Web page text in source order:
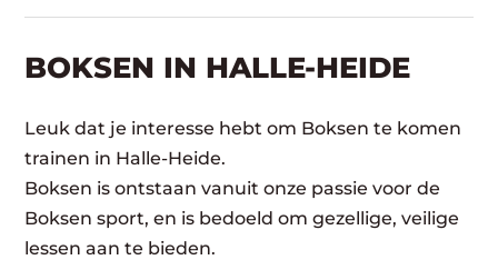
BOKSEN IN HALLE-HEIDE
Leuk dat je interesse hebt om Boksen te komen
trainen in Halle-Heide.
Boksen is ontstaan vanuit onze passie voor de
Boksen sport, en is bedoeld om gezellige, veilige
lessen aan te bieden.